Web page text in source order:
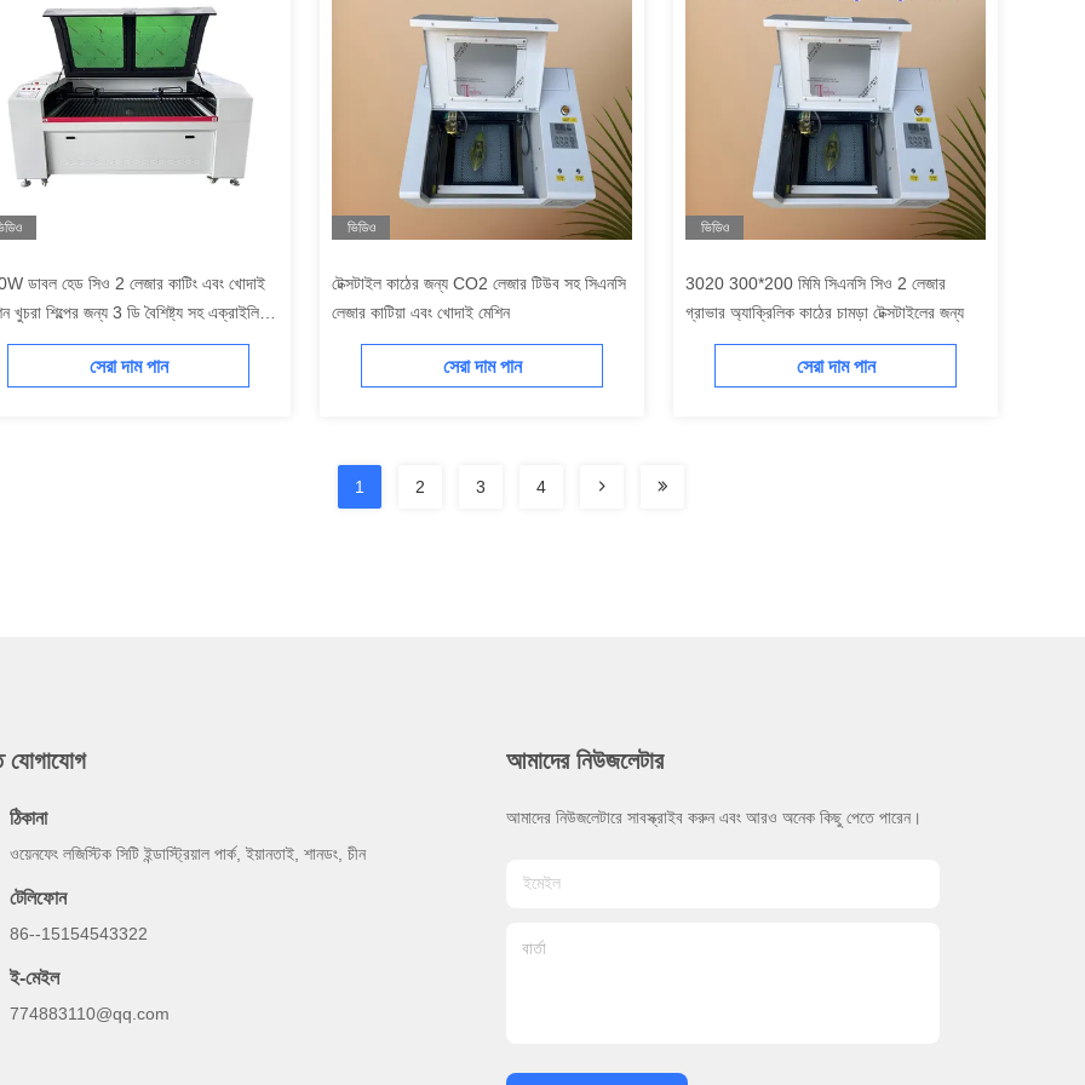
ডাবল হেড সিও 2 লেজার কাটিং এবং খোদাই
খুচরা শিল্পের জন্য 3 ডি বৈশিষ্ট্য সহ এক্রাইলিক
গ্লাসের জন্য টেকসই
সেরা দাম পান
ভিডিও
টেক্সটাইল কাঠের জন্য CO2 লেজার টিউব সহ সিএনসি
লেজার কাটিয়া এবং খোদাই মেশিন
সেরা দাম পান
ভিডিও
3020 300*200 মিমি সিএনসি সিও 2 লেজার
গ্রাভার অ্যাক্রিলিক কাঠের চামড়া টেক্সটাইলের জন্য
সেরা দাম পান
1 2 3 4
যোগাযোগ
ঠিকানা
ওয়েনফেং লজিস্টিক সিটি ইন্ডাস্ট্রিয়াল পার্ক, ইয়ানতাই, শানডং, চীন
টেলিফোন
86--15154543322
ই-মেইল
774883110@qq.com
আমাদের নিউজলেটার
আমাদের নিউজলেটারে সাবস্ক্রাইব করুন এবং আরও অনেক কিছু পেতে পারেন।